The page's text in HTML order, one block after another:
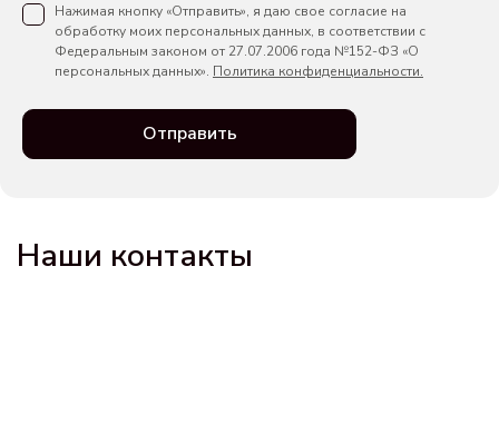
Нажимая кнопку «Отправить», я даю свое согласие на
обработку моих персональных данных, в соответствии с
Федеральным законом от 27.07.2006 года №152-ФЗ «О
персональных данных». Политика конфиденциальности.
Отправить
Наши контакты